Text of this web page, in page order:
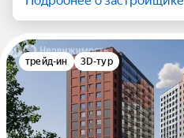
трейд-ин 3D-тур